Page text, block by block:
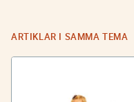
ARTIKLAR I SAMMA TEMA